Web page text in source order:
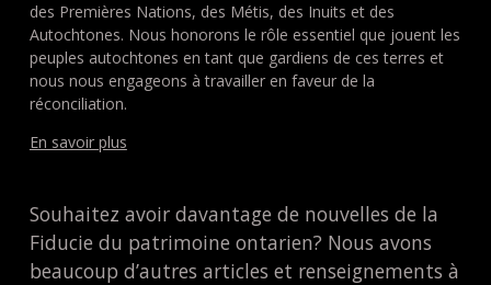
des Premières Nations, des Métis, des Inuits et des
Autochtones. Nous honorons le rôle essentiel que jouent les
peuples autochtones en tant que gardiens de ces terres et
nous nous engageons à travailler en faveur de la
réconciliation.
En savoir plus
Souhaitez avoir davantage de nouvelles de la
Fiducie du patrimoine ontarien? Nous avons
beaucoup d’autres articles et renseignements à